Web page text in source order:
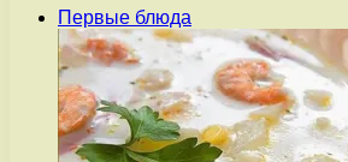
Первые блюда